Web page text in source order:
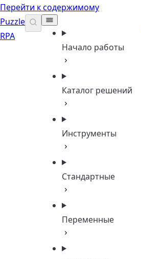
Перейти к содержимому
Puzzle
RPA
Начало работы
Каталог решений
Инструменты
Стандартные
Переменные